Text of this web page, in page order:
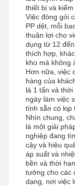
thiết bị và kiểm
Việc đóng gói
PP dệt, mỗi
thuận lợi cho
dụng từ 12
thích hợp,
kho mà không
Hơn nữa, việc
hàng của
là 1 tấn và
ngày làm việc
tính sẵn có kịp
Nhìn chung,
là một giải
nghiệp đang
cậy và hiệu
áp suất và
bền và thời
tưởng cho các
dạng, nơi việc